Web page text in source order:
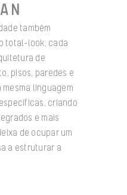
também
total-look, cada
de
pisos, paredes e
linguagem
criando
e mais
de ocupar um
a estruturar a